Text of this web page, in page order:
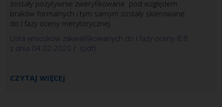
zostały pozytywnie zweryfikowane pod względem
braków formalnych i tym samym zostały skierowane
do I fazy oceny merytorycznej.
Lista wniosków zakwalifikowanych do I fazy oceny 8.8
z dnia 04.02.2020 r. (pdf)
CZYTAJ WIĘCEJ